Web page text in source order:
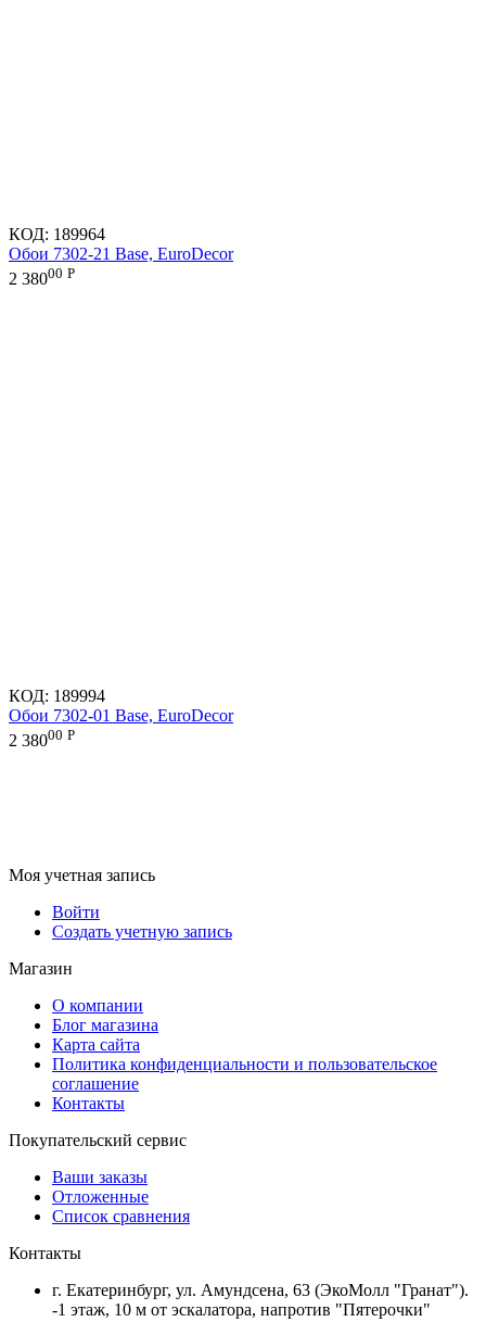
КОД: 189964
Обои 7302-21 Base, EuroDecor
2 38000 Р
КОД: 189994
Обои 7302-01 Base, EuroDecor
2 38000 Р
Моя учетная запись
Войти
Создать учетную запись
Магазин
О компании
Блог магазина
Карта сайта
Политика конфиденциальности и пользовательское
соглашение
Контакты
Покупательский сервис
Ваши заказы
Отложенные
Список сравнения
Контакты
г. Екатеринбург, ул. Амундсена, 63 (ЭкоМолл "Гранат").
-1 этаж, 10 м от эскалатора, напротив "Пятерочки"